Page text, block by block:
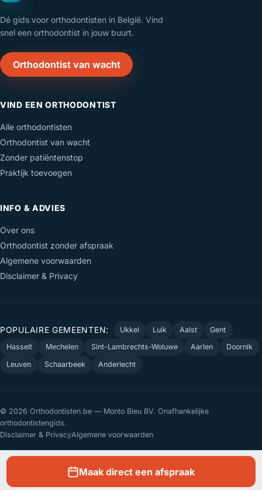
Dé gids voor orthodontisten in België. Vind
snel een orthodontist in jouw buurt.
Orthodontist van wacht
VIND EEN ORTHODONTIST
Alle orthodontisten
Orthodontist van wacht
Zonder patiëntenstop
Praktijk toevoegen
INFO & ADVIES
Over ons
Orthodontist zonder afspraak
Algemene voorwaarden
Disclaimer & Privacy
POPULAIRE GEMEENTEN: Ukkel Luik Aalst
Gent
Hasselt
Mechelen Sint-Lambrechts-Woluwe Aarlen
Doornik
Leuven
Schaarbeek Anderlecht
© 2026 Orthodontisten.be — Monto Bleu BV. Onafhankelijke
orthodontistengids.
Disclaimer & PrivacyAlgemene voorwaarden
Maak direct een afspraak